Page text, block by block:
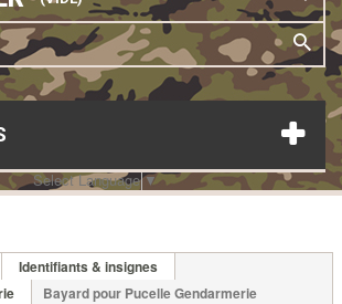
Select Language▼
Identifiants & insignes
Bayard pour Pucelle Gendarmerie